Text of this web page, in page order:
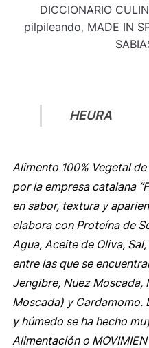
DICCIONARIO
pilpileando, MADE IN
HEURA
Alimento 100% Vegetal
por la empresa catalana
en sabor, textura y
elabora con Proteína de
Agua, Aceite de Oliva,
entre las que se
Jengibre, Nuez Moscada,
Moscada) y Cardamomo.
y húmedo se ha hecho
Alimentación o